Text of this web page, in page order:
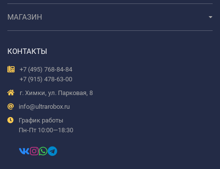
МАГАЗИН
КОНТАКТЫ
+7 (495) 768-84-84
+7 (915) 478-63-00
г. Химки, ул. Парковая, 8
info@ultrarobox.ru
График работы
Пн-Пт 10:00—18:30